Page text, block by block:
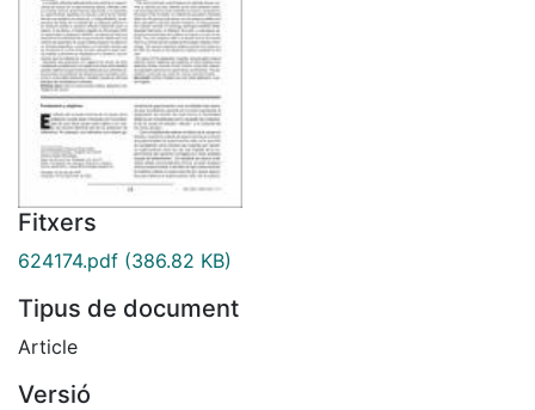
Fitxers
624174.pdf (386.82 KB)
Tipus de document
Article
Versió